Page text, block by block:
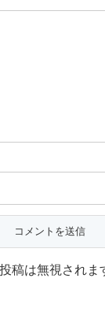
稿は無視されま